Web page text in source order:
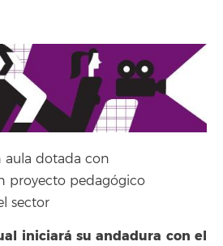
aula dotada con
proyecto pedagógico
sector
iniciará su andadura con el